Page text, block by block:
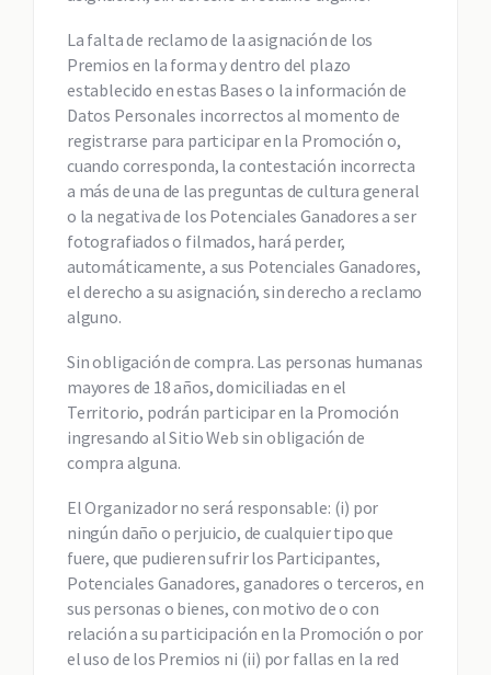
La falta de reclamo de la asignación de los
Premios en la forma y dentro del plazo
establecido en estas Bases o la información de
Datos Personales incorrectos al momento de
registrarse para participar en la Promoción o,
cuando corresponda, la contestación incorrecta
a más de una de las preguntas de cultura general
o la negativa de los Potenciales Ganadores a ser
fotografiados o filmados, hará perder,
automáticamente, a sus Potenciales Ganadores,
el derecho a su asignación, sin derecho a reclamo
alguno.
Sin obligación de compra. Las personas humanas
mayores de 18 años, domiciliadas en el
Territorio, podrán participar en la Promoción
ingresando al Sitio Web sin obligación de
compra alguna.
El Organizador no será responsable: (i) por
ningún daño o perjuicio, de cualquier tipo que
fuere, que pudieren sufrir los Participantes,
Potenciales Ganadores, ganadores o terceros, en
sus personas o bienes, con motivo de o con
relación a su participación en la Promoción o por
el uso de los Premios ni (ii) por fallas en la red